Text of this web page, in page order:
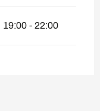
19:00 - 22:00